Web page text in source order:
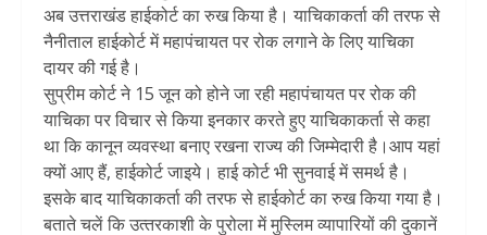
अब उत्तराखंड हाईकोर्ट का रुख किया है। याचिकाकर्ता की तरफ से
नैनीताल हाईकोर्ट में महापंचायत पर रोक लगाने के लिए याचिका
दायर की गई है।
सुप्रीम कोर्ट ने 15 जून को होने जा रही महापंचायत पर रोक की
याचिका पर विचार से किया इनकार करते हुए याचिकाकर्ता से कहा
था कि कानून व्यवस्था बनाए रखना राज्य की जिम्मेदारी है।आप यहां
क्यों आए हैं, हाईकोर्ट जाइये। हाई कोर्ट भी सुनवाई में समर्थ है।
इसके बाद याचिकाकर्ता की तरफ से हाईकोर्ट का रुख किया गया है।
बताते चलें कि उत्‍तरकाशी के पुरोला में मुस्‍लि‍म व्‍यापारियों की दुकानें